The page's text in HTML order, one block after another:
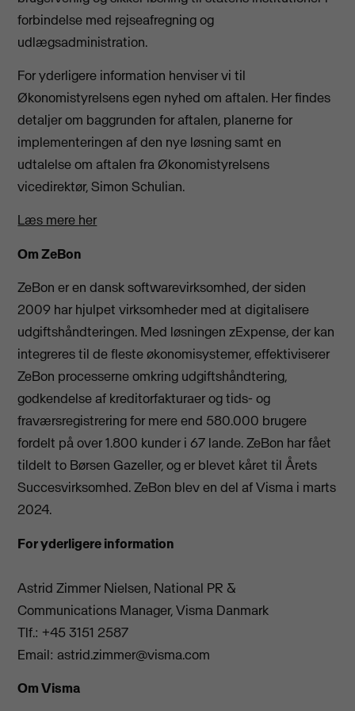
forbindelse med rejseafregning og
udlægsadministration.
For yderligere information henviser vi til
Økonomistyrelsens egen nyhed om aftalen. Her findes
detaljer om baggrunden for aftalen, planerne for
implementeringen af den nye løsning samt en
udtalelse om aftalen fra Økonomistyrelsens
vicedirektør, Simon Schulian.
Læs mere her
Om ZeBon
ZeBon er en dansk softwarevirksomhed, der siden
2009 har hjulpet virksomheder med at digitalisere
udgiftshåndteringen. Med løsningen zExpense, der kan
integreres til de fleste økonomisystemer, effektiviserer
ZeBon processerne omkring udgiftshåndtering,
godkendelse af kreditorfakturaer og tids- og
fraværsregistrering for mere end 580.000 brugere
fordelt på over 1.800 kunder i 67 lande. ZeBon har fået
tildelt to Børsen Gazeller, og er blevet kåret til Årets
Succesvirksomhed. ZeBon blev en del af Visma i marts
2024.
For yderligere information
Astrid Zimmer Nielsen, National PR &
Communications Manager, Visma Danmark
Tlf.: +45 3151 2587
Email:astrid.zimmer@visma.com
Om Visma